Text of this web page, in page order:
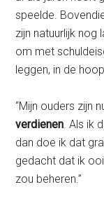
speelde.
zijn natuurlijk nog
om met
leggen, in de
“Mijn ouders zijn
verdienen. Als ik
dan doe ik dat
gedacht dat ik
zou beheren.”